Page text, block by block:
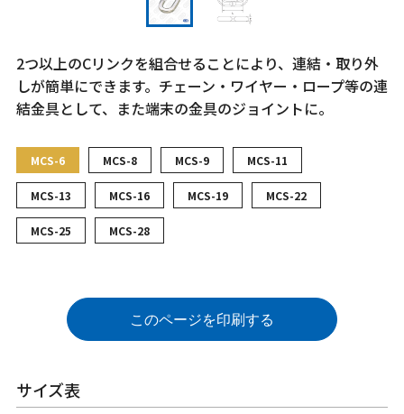
2つ以上のCリンクを組合せることにより、連結・取り外
しが簡単にできます。チェーン・ワイヤー・ロープ等の連
結金具として、また端末の金具のジョイントに。
MCS-6 MCS-8 MCS-9 MCS-11
MCS-13 MCS-16 MCS-19 MCS-22
MCS-25 MCS-28
このページを印刷する
サイズ表